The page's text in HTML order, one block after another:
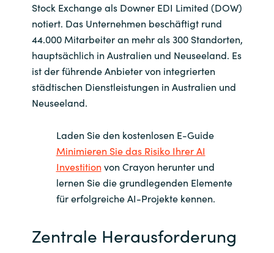
Lithuania
Malaysia
Middle East
Norway
Oman
Philippines
Stock Exchange als Downer EDI Limited (DOW)
notiert. Das Unternehmen beschäftigt rund
44.000 Mitarbeiter an mehr als 300 Standorten,
hauptsächlich in Australien und Neuseeland. Es
ist der führende Anbieter von integrierten
städtischen Dienstleistungen in Australien und
Neuseeland.
Laden Sie den kostenlosen E-Guide
Minimieren Sie das Risiko Ihrer AI
Investition von Crayon herunter und
lernen Sie die grundlegenden Elemente
für erfolgreiche AI-Projekte kennen.
Zentrale Herausforderung